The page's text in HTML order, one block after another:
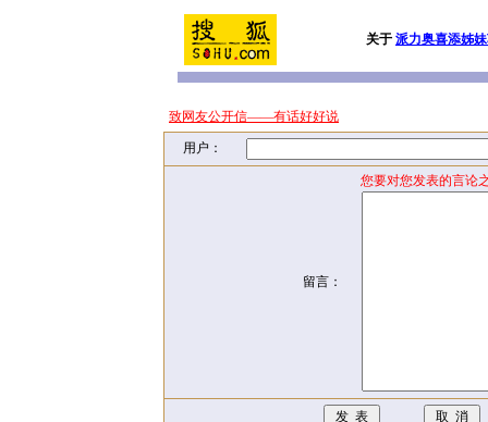
关于 派力奥喜添姊
致网友公开信——有话好好说
用户：
留言：
您要对您发表的言论